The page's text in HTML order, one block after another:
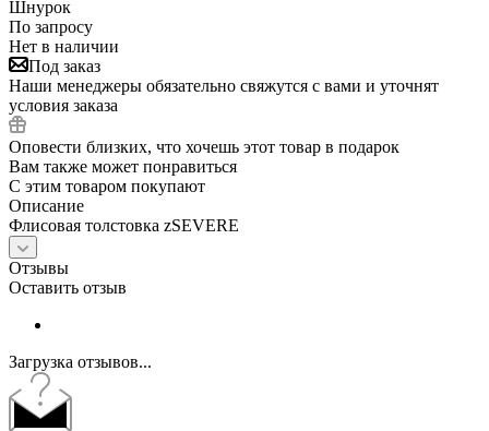
Шнурок
По запросу
Нет в наличии
Под заказ
Наши менеджеры обязательно свяжутся с вами и уточнят
условия заказа
Оповести близких, что хочешь этот товар в подарок
Вам также может понравиться
С этим товаром покупают
Описание
Флисовая толстовка zSEVERE
Отзывы
Оставить отзыв
Загрузка отзывов...